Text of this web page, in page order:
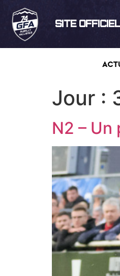
SITE
Jour :
N2 –